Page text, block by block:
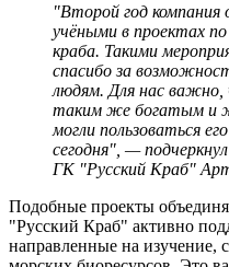
"Второй год компания
учёными в проектах
краба. Такими
спасибо за
людям. Для нас
таким же богатым и
могли пользоваться
сегодня", —
ГК "Русский Краб"
Подобные проекты
"Русский Краб" активно
направленные на изучение,